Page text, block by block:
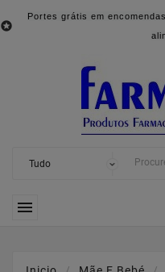

Portes grátis em
